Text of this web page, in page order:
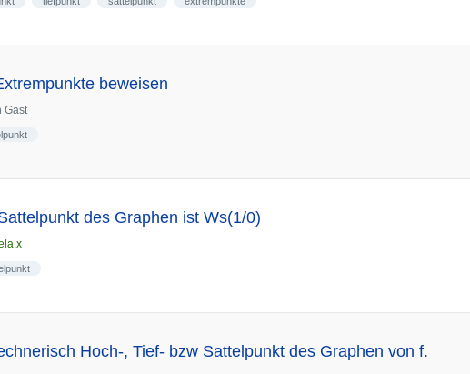
beweisen
Gast
des Graphen ist Ws(1/0)
Hoch-, Tief- bzw Sattelpunkt des Graphen von f.